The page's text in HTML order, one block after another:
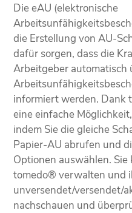
Die eAU (elektronische
die Erstellung von AU-
dafür sorgen, dass die
Arbeitgeber automatisch
informiert werden. Dank
eine einfache
indem Sie die gleiche
Papier-AU abrufen und
Optionen auswählen. Sie
tomedo® verwalten und
unversendet/versendet/
nachschauen und